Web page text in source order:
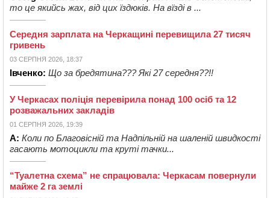
то це якийсь жах, від цих їздюків. На вїзді в ...
Середня зарплата на Черкащині перевищила 27 тисяч
гривень
03 СЕРПНЯ 2026, 18:37
Івченко: Що за бредятина??? Які 27 середня??!!
У Черкасах поліція перевірила понад 100 осіб та 12
розважальних закладів
01 СЕРПНЯ 2026, 19:39
А: Коли по Благовісній та Надпільній на шаленій швидкості
гасають мотоцикли та круті тачки...
“Туалетна схема” не спрацювала: Черкасам повернули
майже 2 га землі